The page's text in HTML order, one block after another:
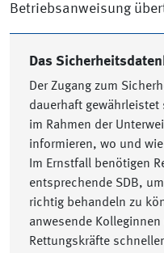
Betriebsanweisung
Das
Der Zugang zum
dauerhaft
im Rahmen der
informieren, wo und
Im Ernstfall benötigen
entsprechende SDB,
richtig behandeln zu
anwesende
Rettungskräfte